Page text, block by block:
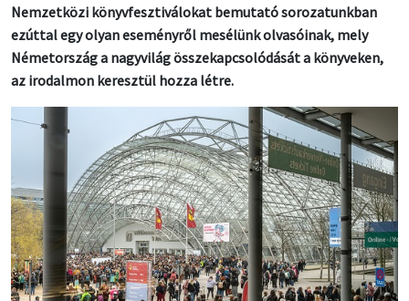
Nemzetközi könyvfesztiválokat bemutató sorozatunkban
ezúttal egy olyan eseményről mesélünk olvasóinak, mely
Németország a nagyvilág összekapcsolódását a könyveken,
az irodalmon keresztül hozza létre.